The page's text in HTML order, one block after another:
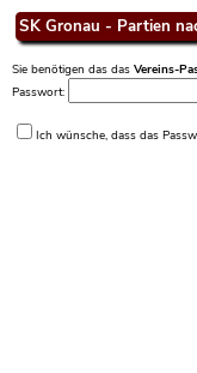
SK Gronau - Partien
Sie benötigen das das Vereins-
Passwort:
Ich wünsche, dass das